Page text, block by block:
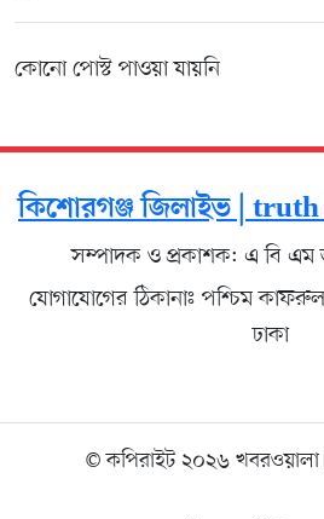
কোনো পোস্ট পাওয়া যায়নি
কিশোরগঞ্জ জিলাইভ |
সম্পাদক ও প্রকাশক: এ বি এম
যোগাযোগের ঠিকানাঃ পশ্চিম
ঢাকা
© কপিরাইট ২০২৬ খবরওয়ালা।